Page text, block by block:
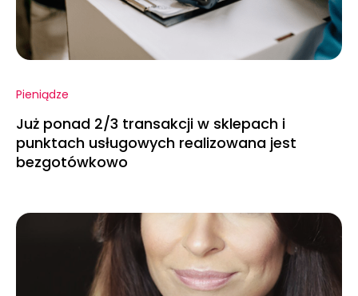
Pieniądze
Już ponad 2/3 transakcji w sklepach i
punktach usługowych realizowana jest
bezgotówkowo